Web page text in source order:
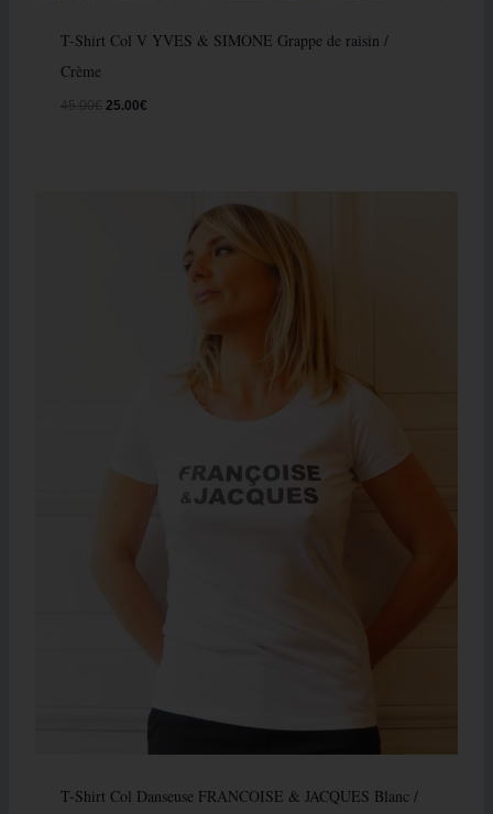
T-Shirt Col V YVES & SIMONE Grappe de raisin /
Crème
25.00€
T-Shirt Col Danseuse FRANCOISE & JACQUES Blanc /